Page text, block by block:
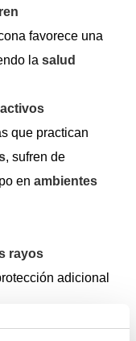
favorece una
la salud
que practican
, sufren de
en ambientes
rayos
adicional